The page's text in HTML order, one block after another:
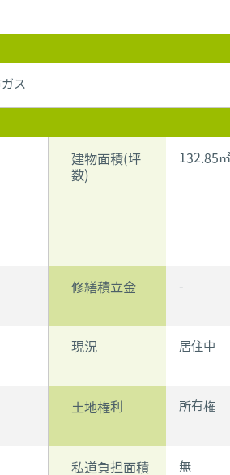
ス
建物面積(坪
数)
132.85
修繕積立金 -
現況 居住中
土地権利 所有権
私道負担面積 無